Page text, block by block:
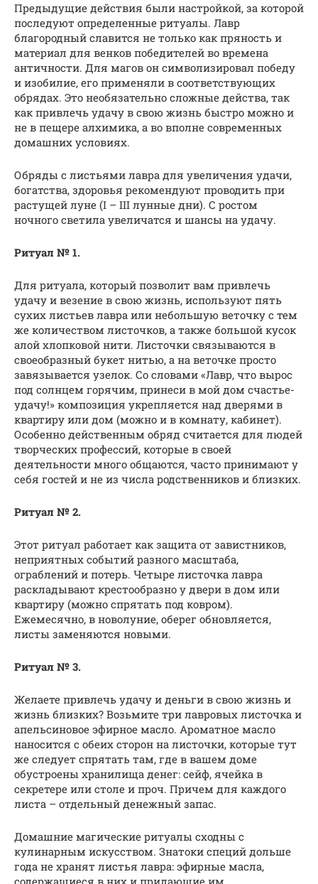
Предыдущие действия были настройкой, за которой
последуют определенные ритуалы. Лавр
благородный славится не только как пряность и
материал для венков победителей во времена
античности. Для магов он символизировал победу
и изобилие, его применяли в соответствующих
обрядах. Это необязательно сложные действа, так
как привлечь удачу в свою жизнь быстро можно и
не в пещере алхимика, а во вполне современных
домашних условиях.
Обряды с листьями лавра для увеличения удачи,
богатства, здоровья рекомендуют проводить при
растущей луне (I – III лунные дни). С ростом
ночного светила увеличатся и шансы на удачу.
Ритуал № 1.
Для ритуала, который позволит вам привлечь
удачу и везение в свою жизнь, используют пять
сухих листьев лавра или небольшую веточку с тем
же количеством листочков, а также большой кусок
алой хлопковой нити. Листочки связываются в
своеобразный букет нитью, а на веточке просто
завязывается узелок. Со словами «Лавр, что вырос
под солнцем горячим, принеси в мой дом счастье-
удачу!» композиция укрепляется над дверями в
квартиру или дом (можно и в комнату, кабинет).
Особенно действенным обряд считается для людей
творческих профессий, которые в своей
деятельности много общаются, часто принимают у
себя гостей и не из числа родственников и близких.
Ритуал № 2.
Этот ритуал работает как защита от завистников,
неприятных событий разного масштаба,
ограблений и потерь. Четыре листочка лавра
раскладывают крестообразно у двери в дом или
квартиру (можно спрятать под ковром).
Ежемесячно, в новолуние, оберег обновляется,
листы заменяются новыми.
Ритуал № 3.
Желаете привлечь удачу и деньги в свою жизнь и
жизнь близких? Возьмите три лавровых листочка и
апельсиновое эфирное масло. Ароматное масло
наносится с обеих сторон на листочки, которые тут
же следует спрятать там, где в вашем доме
обустроены хранилища денег: сейф, ячейка в
секретере или столе и проч. Причем для каждого
листа – отдельный денежный запас.
Домашние магические ритуалы сходны с
кулинарным искусством. Знатоки специй дольше
года не хранят листья лавра: эфирные масла,